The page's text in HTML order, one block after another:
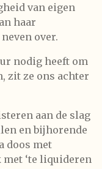
van eigen
haar
over.
nodig heeft om
zit ze ons achter
aan de slag
en bijhorende
doos met
‘te liquideren